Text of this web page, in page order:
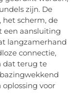
zijn. De
scherm, de
een aansluiting
langzamerhand
connectie,
dat terug te
voor